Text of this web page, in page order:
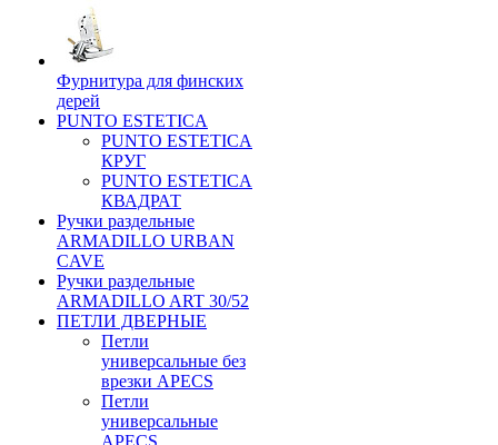
Фурнитура для финских
дерей
PUNTO ESTETICA
PUNTO ESTETICA
КРУГ
PUNTO ESTETICA
КВАДРАТ
Ручки раздельные
ARMADILLO URBAN
CAVE
Ручки раздельные
ARMADILLO ART 30/52
ПЕТЛИ ДВЕРНЫЕ
Петли
универсальные без
врезки APECS
Петли
универсальные
APECS